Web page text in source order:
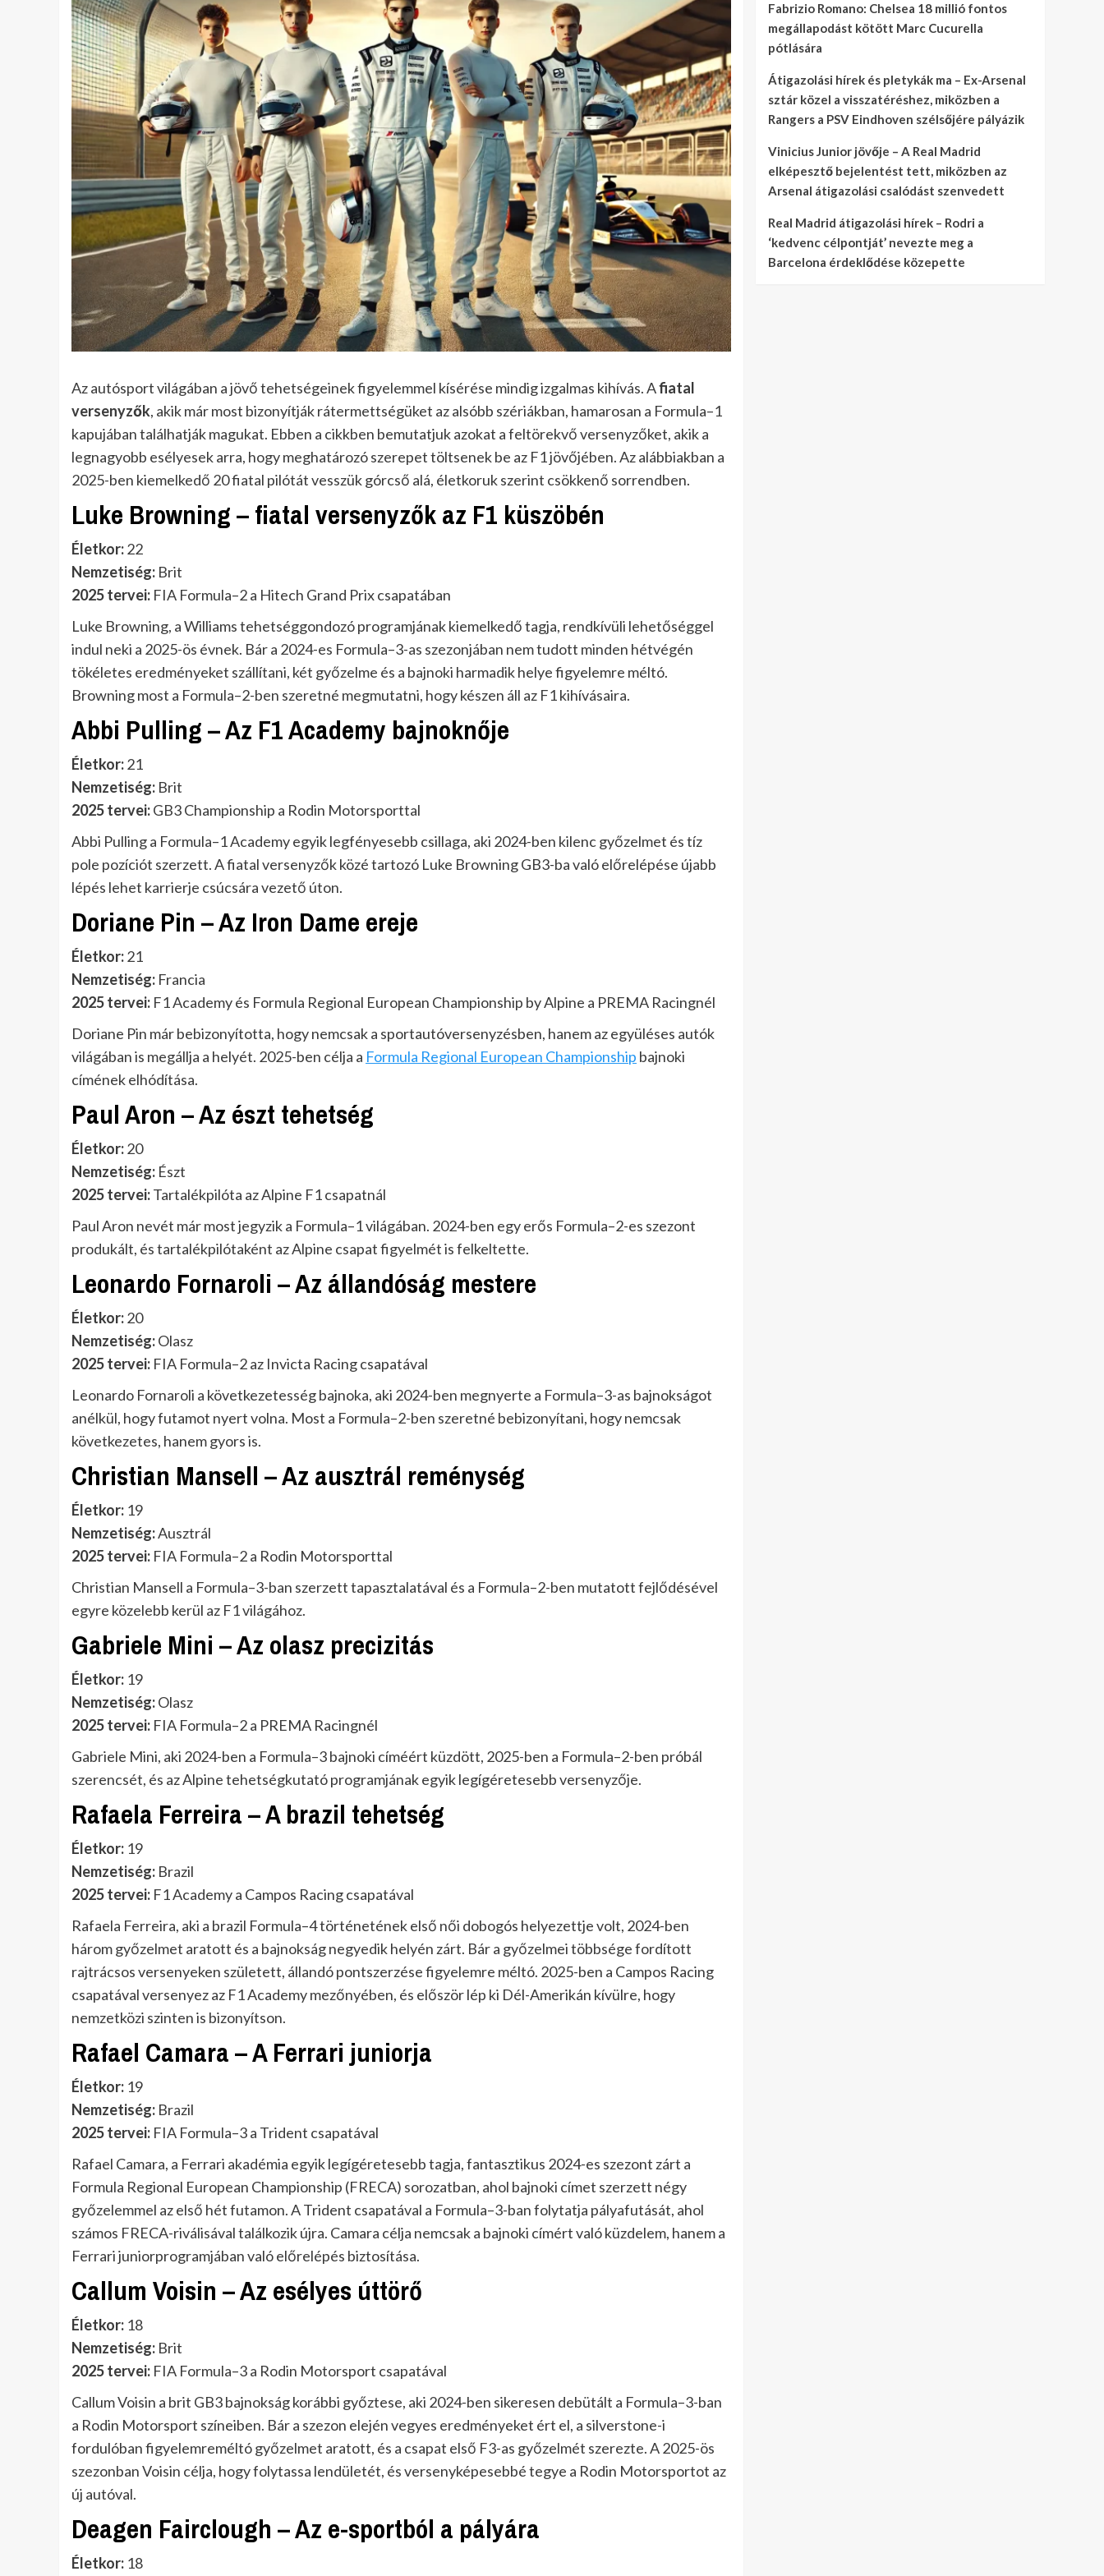
Az autósport világában a jövő tehetségeinek figyelemmel kísérése mindig izgalmas kihívás. Afiatal
versenyzők, akik már most bizonyítják rátermettségüket az alsóbb szériákban, hamarosan a Formula–1
kapujában találhatják magukat. Ebben a cikkben bemutatjuk azokat a feltörekvő versenyzőket, akik a
legnagyobb esélyesek arra, hogy meghatározó szerepet töltsenek be az F1 jövőjében. Az alábbiakban a
2025-ben kiemelkedő 20 fiatal pilótát vesszük górcső alá, életkoruk szerint csökkenő sorrendben.
Luke Browning – fiatal versenyzők az F1 küszöbén
Életkor:22
Nemzetiség: Brit
2025 tervei: FIA Formula–2 a Hitech Grand Prix csapatában
Luke Browning, a Williams tehetséggondozó programjának kiemelkedő tagja, rendkívüli lehetőséggel
indul neki a 2025-ös évnek. Bár a 2024-es Formula–3-as szezonjában nem tudott minden hétvégén
tökéletes eredményeket szállítani, két győzelme és a bajnoki harmadik helye figyelemre méltó.
Browning most a Formula–2-ben szeretné megmutatni, hogy készen áll az F1 kihívásaira.
Abbi Pulling – Az F1 Academy bajnoknője
Életkor:21
Nemzetiség: Brit
2025 tervei:GB3 Championship a Rodin Motorsporttal
Abbi Pulling a Formula–1 Academy egyik legfényesebb csillaga, aki 2024-ben kilenc győzelmet és tíz
pole pozíciót szerzett. A fiatal versenyzők közé tartozó Luke Browning GB3-ba való előrelépése újabb
lépés lehet karrierje csúcsára vezető úton.
Doriane Pin – Az Iron Dame ereje
Életkor:21
Nemzetiség: Francia
2025 tervei: F1 Academy és Formula Regional European Championship by Alpine a PREMA Racingnél
Doriane Pin már bebizonyította, hogy nemcsak a sportautóversenyzésben, hanem az együléses autók
világában is megállja a helyét. 2025-ben célja a Formula Regional European Championship bajnoki
címének elhódítása.
Paul Aron – Az észt tehetség
Életkor:20
Nemzetiség: Észt
2025 tervei:Tartalékpilóta az Alpine F1 csapatnál
Paul Aron nevét már most jegyzik a Formula–1 világában. 2024-ben egy erős Formula–2-es szezont
produkált, és tartalékpilótaként az Alpine csapat figyelmét is felkeltette.
Leonardo Fornaroli – Az állandóság mestere
Életkor:20
Nemzetiség:Olasz
2025 tervei: FIA Formula–2 az Invicta Racing csapatával
Leonardo Fornaroli a következetesség bajnoka, aki 2024-ben megnyerte a Formula–3-as bajnokságot
anélkül, hogy futamot nyert volna. Most a Formula–2-ben szeretné bebizonyítani, hogy nemcsak
következetes, hanem gyors is.
Christian Mansell – Az ausztrál reménység
Életkor: 19
Nemzetiség:Ausztrál
2025 tervei: FIA Formula–2 a Rodin Motorsporttal
Christian Mansell a Formula–3-ban szerzett tapasztalatával és a Formula–2-ben mutatott fejlődésével
egyre közelebb kerül az F1 világához.
Gabriele Mini – Az olasz precizitás
Életkor: 19
Nemzetiség:Olasz
2025 tervei: FIA Formula–2 a PREMA Racingnél
Gabriele Mini, aki 2024-ben a Formula–3 bajnoki címéért küzdött, 2025-ben a Formula–2-ben próbál
szerencsét, és az Alpine tehetségkutató programjának egyik legígéretesebb versenyzője.
Rafaela Ferreira – A brazil tehetség
Életkor: 19
Nemzetiség: Brazil
2025 tervei: F1 Academy a Campos Racing csapatával
Rafaela Ferreira, aki a brazil Formula–4 történetének első női dobogós helyezettje volt, 2024-ben
három győzelmet aratott és a bajnokság negyedik helyén zárt. Bár a győzelmei többsége fordított
rajtrácsos versenyeken született, állandó pontszerzése figyelemre méltó. 2025-ben a Campos Racing
csapatával versenyez az F1 Academy mezőnyében, és először lép ki Dél-Amerikán kívülre, hogy
nemzetközi szinten is bizonyítson.
Rafael Camara – A Ferrari juniorja
Életkor: 19
Nemzetiség: Brazil
2025 tervei: FIA Formula–3 a Trident csapatával
Rafael Camara, a Ferrari akadémia egyik legígéretesebb tagja, fantasztikus 2024-es szezont zárt a
Formula Regional European Championship (FRECA) sorozatban, ahol bajnoki címet szerzett négy
győzelemmel az első hét futamon. A Trident csapatával a Formula–3-ban folytatja pályafutását, ahol
számos FRECA-riválisával találkozik újra. Camara célja nemcsak a bajnoki címért való küzdelem, hanem a
Ferrari juniorprogramjában való előrelépés biztosítása.
Callum Voisin – Az esélyes úttörő
Életkor: 18
Nemzetiség: Brit
2025 tervei: FIA Formula–3 a Rodin Motorsport csapatával
Callum Voisin a brit GB3 bajnokság korábbi győztese, aki 2024-ben sikeresen debütált a Formula–3-ban
a Rodin Motorsport színeiben. Bár a szezon elején vegyes eredményeket ért el, a silverstone-i
fordulóban figyelemreméltó győzelmet aratott, és a csapat első F3-as győzelmét szerezte. A 2025-ös
szezonban Voisin célja, hogy folytassa lendületét, és versenyképesebbé tegye a Rodin Motorsportot az
új autóval.
Deagen Fairclough – Az e-sportból a pályára
Életkor: 18
Fabrizio Romano: Chelsea 18 millió fontos
megállapodást kötött Marc Cucurella
pótlására
Átigazolási hírek és pletykák ma – Ex-Arsenal
sztár közel a visszatéréshez, miközben a
Rangers a PSV Eindhoven szélsőjére pályázik
Vinicius Junior jövője – A Real Madrid
elképesztő bejelentést tett, miközben az
Arsenal átigazolási csalódást szenvedett
Real Madrid átigazolási hírek – Rodri a
‘kedvenc célpontját’ nevezte meg a
Barcelona érdeklődése közepette